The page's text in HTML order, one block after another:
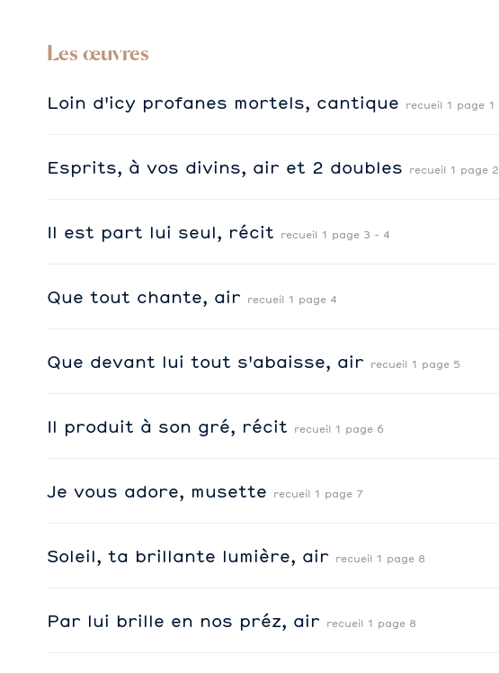
Les œuvres
Loin d'icy profanes mortels, cantique recueil 1 page 1
Esprits, à vos divins, air et 2 doubles recueil 1 page 2
Il est part lui seul, récit recueil 1 page 3 - 4
Que tout chante, air recueil 1 page 4
Que devant lui tout s'abaisse, air recueil 1 page 5
Il produit à son gré, récit recueil 1 page 6
Je vous adore, musette recueil 1 page 7
Soleil, ta brillante lumière, air recueil 1 page 8
Par lui brille en nos préz, air recueil 1 page 8